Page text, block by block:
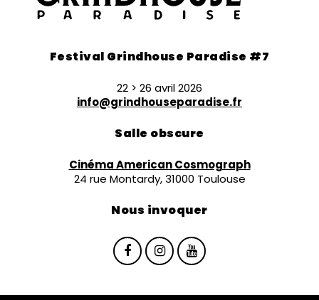
Festival Grindhouse Paradise #7
22 > 26 avril 2026
info@grindhouseparadise.fr
Salle obscure
Cinéma American Cosmograph
24 rue Montardy, 31000 Toulouse
Nous invoquer